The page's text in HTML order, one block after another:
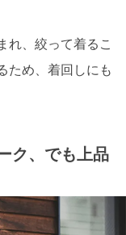
れ、絞って着るこ
ため、着回しにも
ク、でも上品